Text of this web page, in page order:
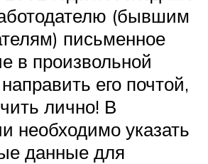
(бывшим
письменное
в произвольной
его почтой,
лично! В
необходимо указать
данные для